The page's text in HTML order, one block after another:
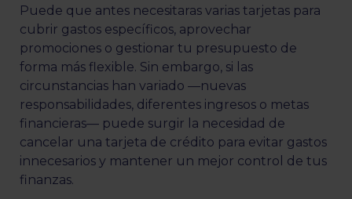
Puede que antes necesitaras varias tarjetas para
cubrir gastos específicos, aprovechar
promociones o gestionar tu presupuesto de
forma más flexible. Sin embargo, si las
circunstancias han variado —nuevas
responsabilidades, diferentes ingresos o metas
financieras— puede surgir la necesidad de
cancelar una tarjeta de crédito para evitar gastos
innecesarios y mantener un mejor control de tus
finanzas.